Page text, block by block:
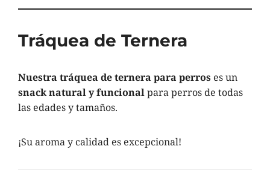
Tráquea de Ternera
Nuestra tráquea de ternera para perroses un
snack natural y funcionalpara perros de todas
las edades y tamaños.
¡Su aroma y calidad es excepcional!